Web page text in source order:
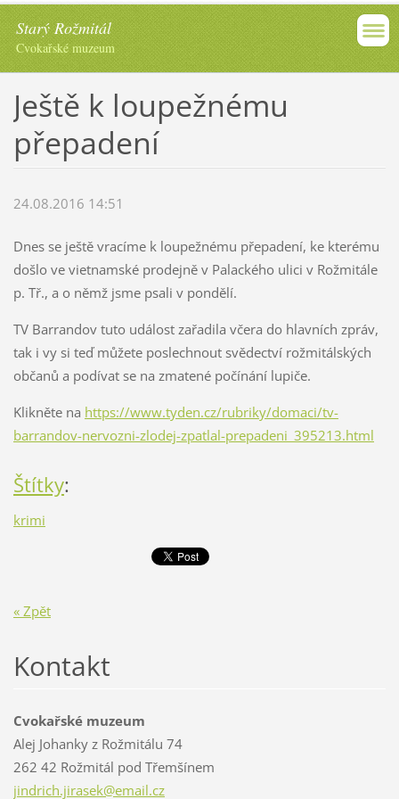
Starý Rožmitál
Cvokařské muzeum
Ještě k loupežnému
přepadení
24.08.2016 14:51
Dnes se ještě vracíme k loupežnému přepadení, ke kterému
došlo ve vietnamské prodejně v Palackého ulici v Rožmitále
p. Tř., a o němž jsme psali v pondělí.
TV Barrandov tuto událost zařadila včera do hlavních zpráv,
tak i vy si teď můžete poslechnout svědectví rožmitálských
občanů a podívat se na zmatené počínání lupiče.
Klikněte na https://www.tyden.cz/rubriky/domaci/tv-
barrandov-nervozni-zlodej-zpatlal-prepadeni_395213.html
Štítky:
krimi
« Zpět
Kontakt
Cvokařské muzeum
Alej Johanky z Rožmitálu 74
262 42 Rožmitál pod Třemšínem
jindrich.jirasek@email.cz